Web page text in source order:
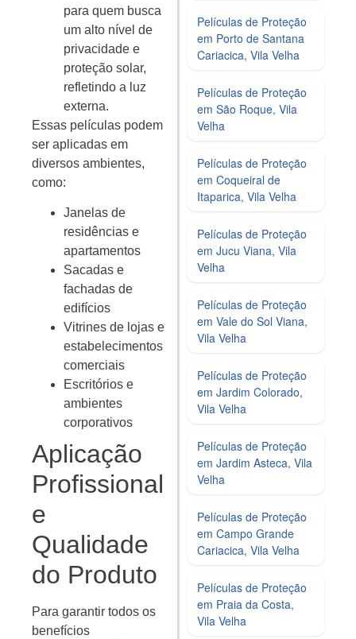
para quem busca
um alto nível de
privacidade e
proteção solar,
refletindo a luz
externa.
Essas películas podem
ser aplicadas em
diversos ambientes,
como:
Janelas de
residências e
apartamentos
Sacadas e
fachadas de
edifícios
Vitrines de lojas e
estabelecimentos
comerciais
Escritórios e
ambientes
corporativos
Aplicação
Profissional
e
Qualidade
do Produto
Para garantir todos os
benefícios
Películas de Proteção
em Porto de Santana
Cariacica, Vila Velha
Películas de Proteção
em São Roque, Vila
Velha
Películas de Proteção
em Coqueiral de
Itaparica, Vila Velha
Películas de Proteção
em Jucu Viana, Vila
Velha
Películas de Proteção
em Vale do Sol Viana,
Vila Velha
Películas de Proteção
em Jardim Colorado,
Vila Velha
Películas de Proteção
em Jardim Asteca, Vila
Velha
Películas de Proteção
em Campo Grande
Cariacica, Vila Velha
Películas de Proteção
em Praia da Costa,
Vila Velha